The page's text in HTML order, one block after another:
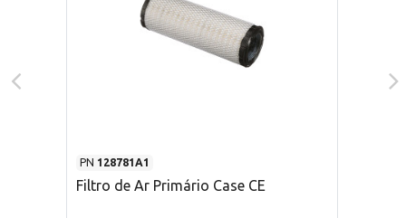
PN 128781A1
Filtro de Ar Primário Case CE